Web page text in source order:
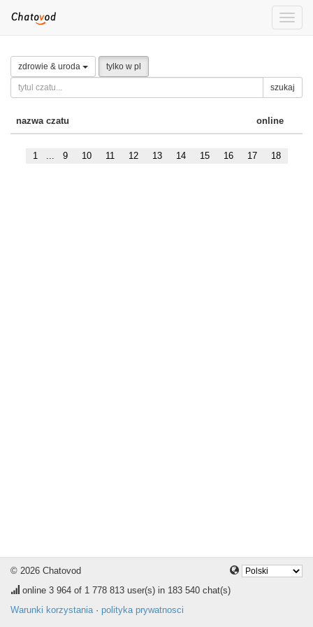
Toggle
zdrowie & uroda tylko w pl
szukaj
nazwa czatu online
1 ... 9 10 11 12 13 14 15 16 17 18
© 2026 Chatovod
online 3 964 of 1 778 813 user(s) in 183 540 chat(s)
Warunki korzystania· polityka prywatnosci